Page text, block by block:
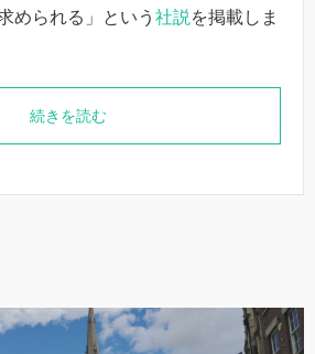
められる」という 社説 を掲載しま
続きを読む